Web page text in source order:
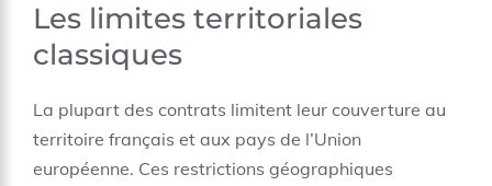
Les limites territoriales
classiques
La plupart des contrats limitent leur couverture au
territoire français et aux pays de l’Union
européenne. Ces restrictions géographiques